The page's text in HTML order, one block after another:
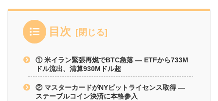
目次
① 米イラン緊張再燃でBTC急落 — ETFから733M
ドル流出、清算930Mドル超
② マスターカードがNYビットライセンス取得 —
ステーブルコイン決済に本格参入